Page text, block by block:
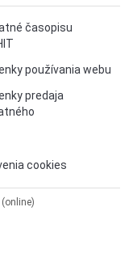
časopisu
používania webu
predaja
cookies